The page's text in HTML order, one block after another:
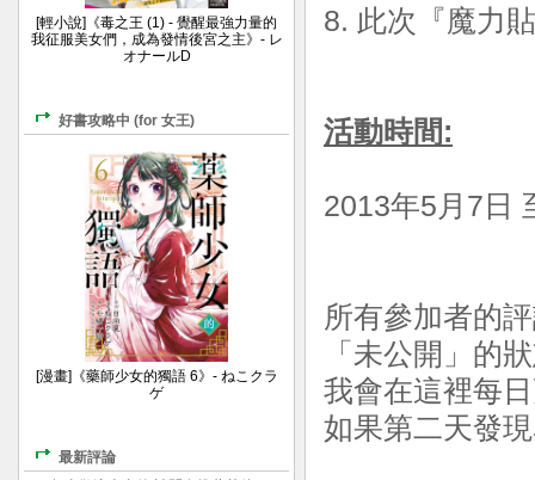
8. 此次『魔力
活動時間:
2013年5月7日
所有參加者的
「未公開」的
我會在這裡每
如果第二天發
[輕小說]《毒之王 (1) - 覺醒最強力量的
我征服美女們，成為發情後宮之主》- レ
オナールD
好書攻略中 (for 女王)
[漫畫]《藥師少女的獨語 6》- ねこクラ
ゲ
最新評論